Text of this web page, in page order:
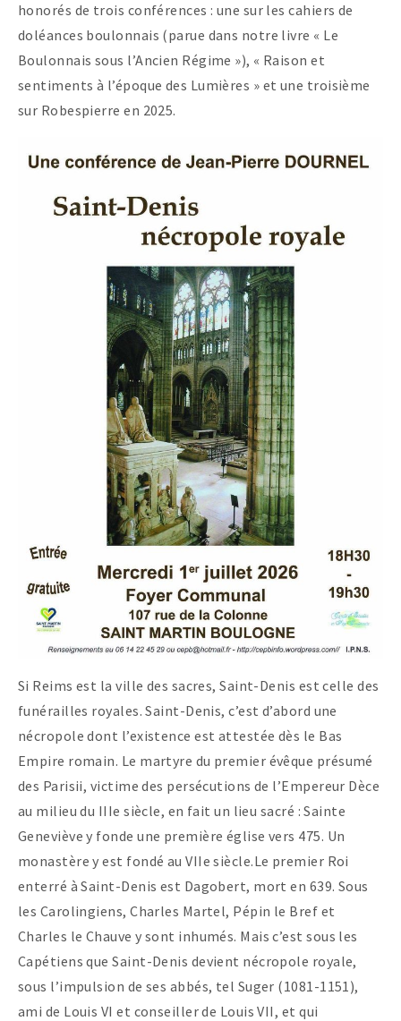
honorés de trois conférences : une sur les cahiers de
doléances boulonnais (parue dans notre livre « Le
Boulonnais sous l’Ancien Régime »), « Raison et
sentiments à l’époque des Lumières » et une troisième
sur Robespierre en 2025.
Si Reims est la ville des sacres, Saint-Denis est celle des
funérailles royales. Saint-Denis, c’est d’abord une
nécropole dont l’existence est attestée dès le Bas
Empire romain. Le martyre du premier évêque présumé
des Parisii, victime des persécutions de l’Empereur Dèce
au milieu du IIIe siècle, en fait un lieu sacré : Sainte
Geneviève y fonde une première église vers 475. Un
monastère y est fondé au VIIe siècle.Le premier Roi
enterré à Saint-Denis est Dagobert, mort en 639. Sous
les Carolingiens, Charles Martel, Pépin le Bref et
Charles le Chauve y sont inhumés. Mais c’est sous les
Capétiens que Saint-Denis devient nécropole royale,
sous l’impulsion de ses abbés, tel Suger (1081-1151),
ami de Louis VI et conseiller de Louis VII, et qui